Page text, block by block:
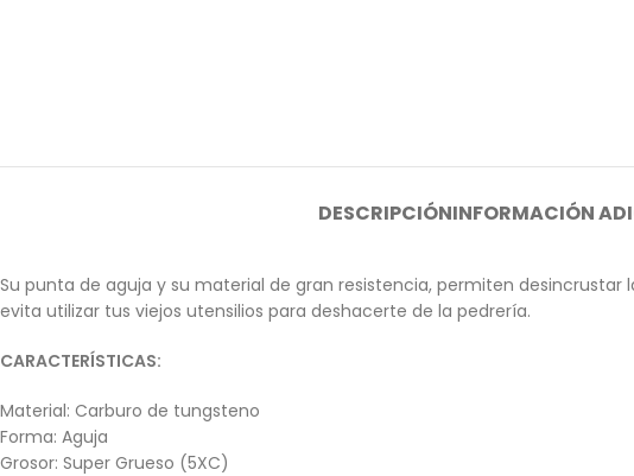
DESCRIPCIÓNINFORMACIÓN
Su punta de aguja y su material de gran resistencia, permiten
evita utilizar tus viejos utensilios para deshacerte de la pedrería.
CARACTERÍSTICAS:
Material: Carburo de tungsteno
Forma: Aguja
Grosor: Super Grueso (5XC)